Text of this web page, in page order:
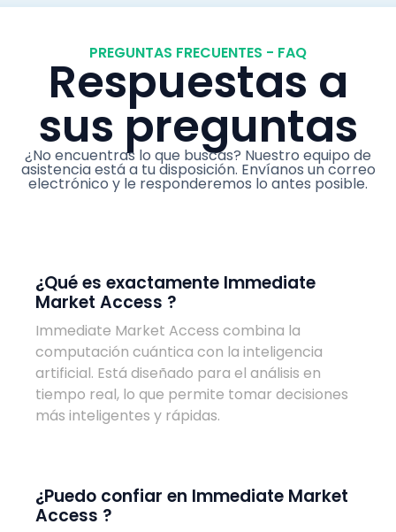
PREGUNTAS FRECUENTES - FAQ
Respuestas a
sus preguntas
¿No encuentras lo que buscas? Nuestro equipo de
asistencia está a tu disposición. Envíanos un correo
electrónico y le responderemos lo antes posible.
¿Qué es exactamente Immediate
Market Access ?
Immediate Market Access combina la
computación cuántica con la inteligencia
artificial. Está diseñado para el análisis en
tiempo real, lo que permite tomar decisiones
más inteligentes y rápidas.
¿Puedo confiar en Immediate Market
Access ?